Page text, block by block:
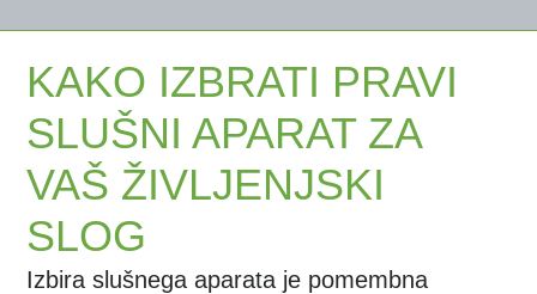
KAKO IZBRATI PRAVI
SLUŠNI APARAT ZA
VAŠ ŽIVLJENJSKI
SLOG
Izbira slušnega aparata je pomembna